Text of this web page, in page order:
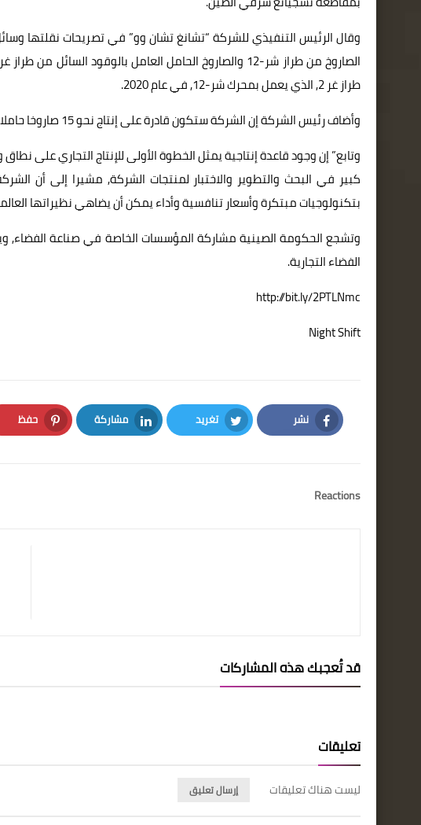
وقال الرئيس التنفيذي للشركة “تشانغ تشان وو” في تصريحات نقلتها
طراز غر 2, الذي يعمل بمحرك شر-12, في عام 2020.
وأضاف رئيس الشركة إن الشركة ستكون قادرة على إنتاج نحو 15 صاروخا حاملا من طراز غر 2 و200 محرك من طراز شر-2 بدءا من عام 2022.
وتابع” إن وجود قاعدة إنتاجية يمثل الخطوة الأولى للإنتاج التجاري على
كبير في البحث والتطوير والاختبار لمنتجات الشركة, مشيرا إلى أن
بتكنولوجيات مبتكرة وأسعار تنافسية وأداء يمكن أن يضاهي نظيراتها
الفضاء التجارية.
http://bit.ly/2PTLNmc
Night Shift
نشر
Facebook
تغريد
Twitter
مشاركة
LinkedIn
حفظ
Pinterest
Reactions
قد تُعجبك هذه المشاركات
تعليقات
ليست هناك تعليقات إرسال تعليق